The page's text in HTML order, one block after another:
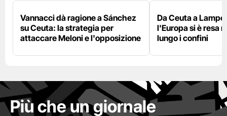
Vannacci dà ragione a Sánchez
su Ceuta: la strategia per
attaccare Meloni e l'opposizione
Da Ceuta a
l'Europa si è resa
lungo i confini
Più che un giornale